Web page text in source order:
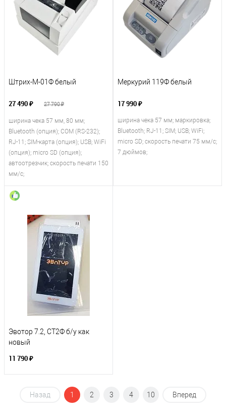
Штрих-М-01Ф белый
27 490 ₽ 27 790 ₽
ширина чека 57 мм, 80 мм;
Bluetooth (опция); COM (RS-232);
RJ-11; SIM-карта (опция); USB; WiFi
(опция); micro SD (опция);
автоотрезчик; скорость печати 150
мм/с;
Меркурий 119Ф белый
17 990 ₽
ширина чека 57 мм; маркировка;
Bluetooth; RJ-11; SIM; USB; WiFi;
micro SD; скорость печати 75 мм/с;
7 дюймов;
Эвотор 7.2, СТ2Ф б/у как
новый
11 790 ₽
Назад 1 2 3 4 10 Вперед